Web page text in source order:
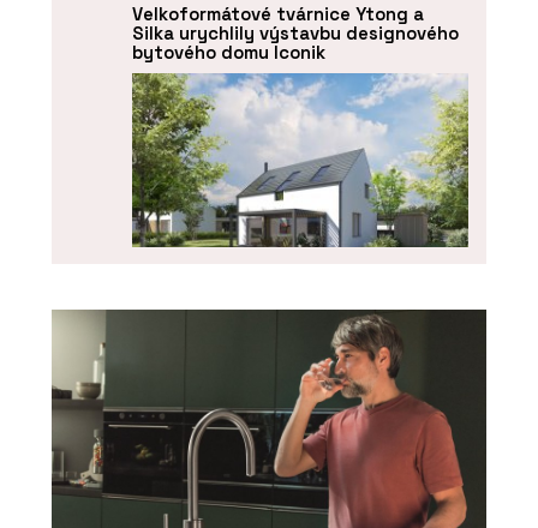
Velkoformátové tvárnice Ytong a
Silka urychlily výstavbu designového
bytového domu Iconik
Návrh a projektování projektů - Xella